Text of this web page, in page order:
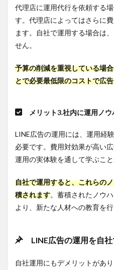
2.LINE
の認
定資
格を
が在
籍し
てい
4.3
な料
金が
設定
され
5
選】
運用
持つ
代理店に運用代行を依頼する
す。代理店によってはさらに
ます。自社で運用する場合は
せん。
予算の削減を重視している場
とで必要最低限のコストで広
メリット3.社内に運用ノウ
LINE広告の運用には、運用経
必要です。費用対効果が高い
運用の実体験を通して学ぶこと
自社で運用すると、これらの
積されます。蓄積されたノウ
より、新たな人材への教育を
LINE広告の運用を自社
自社運用にもデメリットがあ